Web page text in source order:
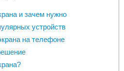
и зачем нужно
устройств
на телефоне